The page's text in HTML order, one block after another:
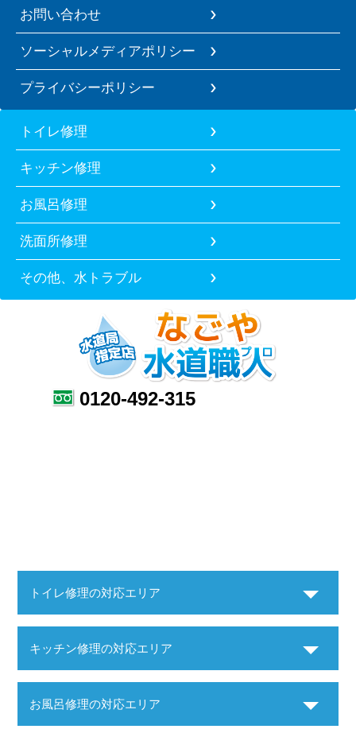
お問い合わせ
ソーシャルメディアポリシー
プライバシーポリシー
トイレ修理
キッチン修理
お風呂修理
洗面所修理
その他、水トラブル
0120-492-315
トイレ修理の対応エリア
キッチン修理の対応エリア
お風呂修理の対応エリア